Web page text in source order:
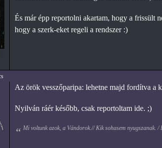
És már épp reportolni akartam, hogy a frissült
hogy a szerk-eket regeli a rendszer :)
Az örök vesszőparipa: lehetne majd fordítva a
Nyilván ráér később, csak reportoltam ide. ;)
Mi voltunk azok, a Vándorok.// Kik sohasem nyugszanak. /